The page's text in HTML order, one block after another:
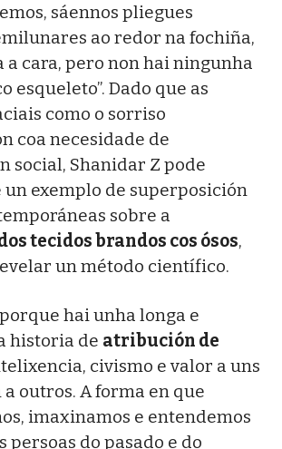
sáennos pliegues
ao redor na fochiña,
a cara, pero non hai ningunha
esqueleto”. Dado que as
como o sorriso
coa necesidade de
social, Shanidar Z pode
exemplo de superposición
sobre a
tecidos brandos cos ósos,
un método científico.
hai unha longa e
historia de atribución de
civismo e valor a uns
outros. A forma en que
imaxinamos e entendemos
persoas do pasado e do